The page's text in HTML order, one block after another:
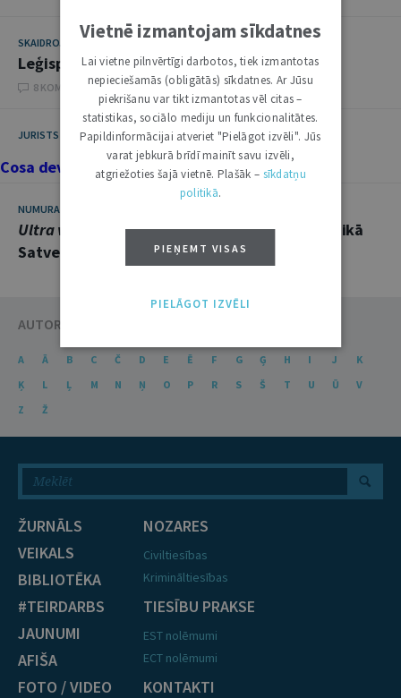
SKAIDROJUMI. VIEDOKĻI 17. NOVEMBRIS 2020
Leģisprudence kā zāles pret normofīliju
8 KOMENTĀRI
JURISTS UN KULTŪRA 5. JŪNIJS 2018
Cosa devo fare?1
NUMURA TĒMA
Ultra vires
pieņemtas tiesību normas spēks laikā
Satversmes tiesas praksē
AUTORU KATALOGS
A Ā B C Č D E Ē F G Ģ H I J
K
Ķ
L Ļ M N Ņ O P R S Š T U Ū
V
Z
Ž
ŽURNĀLS
VEIKALS
BIBLIOTĒKA
#TEIRDARBS
JAUNUMI
AFIŠA
FOTO / VIDEO
NOZARES
Civiltiesības
Krimināltiesības
TIESĪBU PRAKSE
EST nolēmumi
ECT nolēmumi
KONTAKTI
Vietnē izmantojam sīkdatnes
Lai vietne pilnvērtīgi darbotos, tiek izmantotas
nepieciešamās (obligātās) sīkdatnes. Ar Jūsu
piekrišanu var tikt izmantotas vēl citas –
statistikas, sociālo mediju un funkcionalitātes.
Papildinformācijai atveriet "Pielāgot izvēli". Jūs
varat jebkurā brīdī mainīt savu izvēli,
atgriežoties šajā vietnē. Plašāk – sīkdatņu
politikā.
PIEŅEMT VISAS
PIELĀGOT IZVĒLI